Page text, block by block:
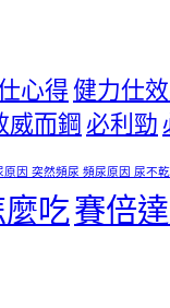
心得 健力仕
威而鋼 必利勁
因 突然頻尿 頻尿原因 尿不
吃賽倍